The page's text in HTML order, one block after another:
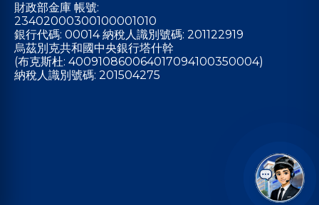
財政部金庫 帳號:
23402000300100001010
銀行代碼: 00014 納稅人識別號碼: 201122919
烏茲別克共和國中央銀行塔什幹
(布克斯杜: 400910860064017094100350004)
納稅人識別號碼: 201504275